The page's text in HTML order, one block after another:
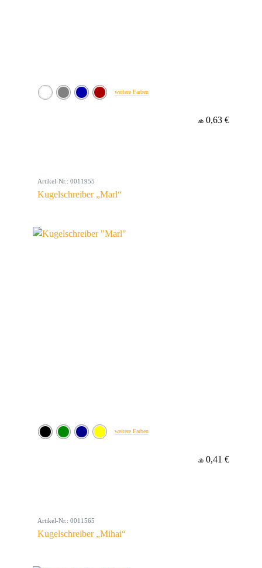
weitere Farben
ab 0,63 €
Artikel-Nr.: 0011955
Kugelschreiber „Marl“
weitere Farben
ab 0,41 €
Artikel-Nr.: 0011565
Kugelschreiber „Mihai“